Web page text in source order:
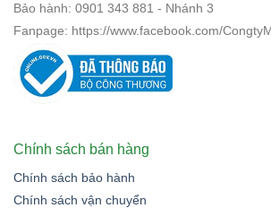
Bảo hành: 0901 343 881 - Nhánh 3
Fanpage: https://www.facebook.com/
Chính sách bán hàng
Chính sách bảo hành
Chính sách vận chuyển